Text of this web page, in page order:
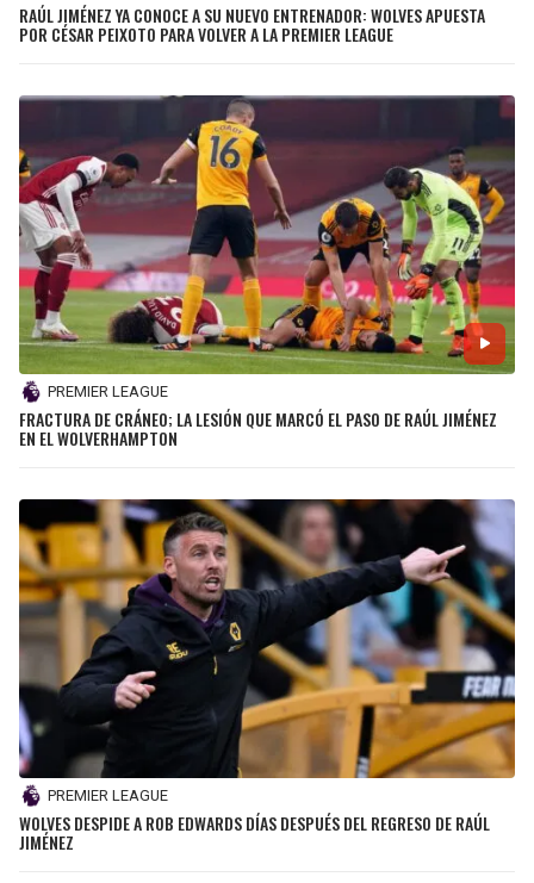
RAÚL JIMÉNEZ YA CONOCE A SU NUEVO ENTRENADOR: WOLVES APUESTA
POR CÉSAR PEIXOTO PARA VOLVER A LA PREMIER LEAGUE
PREMIER LEAGUE
FRACTURA DE CRÁNEO; LA LESIÓN QUE MARCÓ EL PASO DE RAÚL JIMÉNEZ
EN EL WOLVERHAMPTON
PREMIER LEAGUE
WOLVES DESPIDE A ROB EDWARDS DÍAS DESPUÉS DEL REGRESO DE RAÚL
JIMÉNEZ